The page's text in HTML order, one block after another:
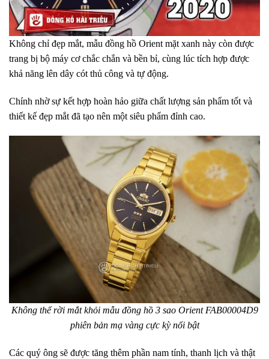
Không chỉ đẹp mắt, mẫu đồng hồ Orient mặt xanh này còn được
trang bị bộ máy cơ chắc chắn và bền bỉ, cùng lúc tích hợp được
khả năng lên dây cót thủ công và tự động.
Chính nhờ sự kết hợp hoàn hảo giữa chất lượng sản phẩm tốt và
thiết kế đẹp mắt đã tạo nên một siêu phẩm đỉnh cao.
Không thể rời mắt khỏi mẫu đồng hồ 3 sao Orient FAB00004D9
phiên bản mạ vàng cực kỳ nổi bật
Các quý ông sẽ được tăng thêm phần nam tính, thanh lịch và thật